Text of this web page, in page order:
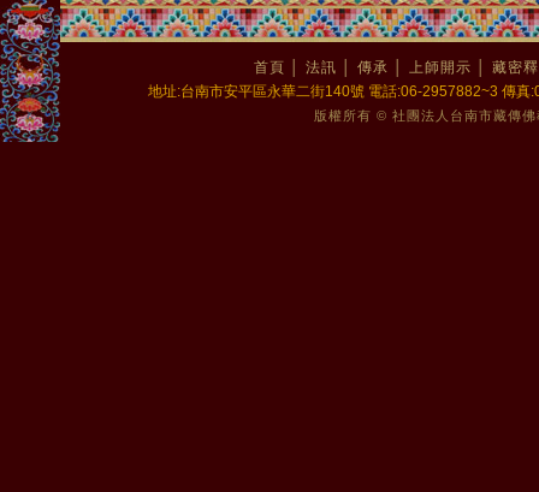
首頁 法訊 傳承 上師開示
藏密
地址:台南市安平區永華二街140號 電話:06-2957882~3 傳
版權所有 © 社團法人台南市藏傳